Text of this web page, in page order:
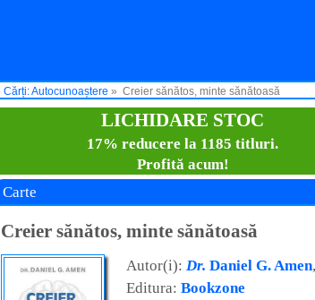
Cărți: Autocunoaștere Creier sănătos, minte sănătoasă
LICHIDARE STOC
17% reducere la 1185 titluri.
Profită acum!
Carte
Creier sănătos, minte sănătoasă
Autor(i): Dr. Daniel G. Amen,
Editura: Bookzone